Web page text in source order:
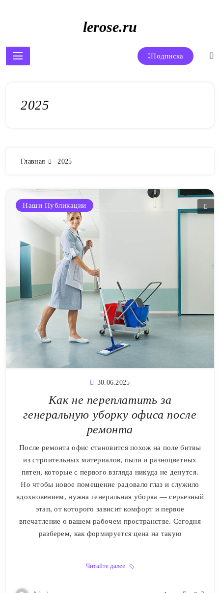
lerose.ru
Подписка
2025
Главная 2025
Наши Публикации
30.06.2025
Как не переплатить за
генеральную уборку офиса после
ремонта
После ремонта офис становится похож на поле битвы
из строительных материалов, пыли и разноцветных
пятен, которые с первого взгляда никуда не денутся.
Но чтобы новое помещение радовало глаз и служило
вдохновением, нужна генеральная уборка — серьезный
этап, от которого зависит комфорт и первое
впечатление о вашем рабочем пространстве. Сегодня
разберем, как формируется цена на такую
Читайте далее